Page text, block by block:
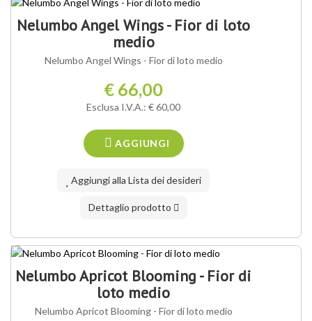
Nelumbo Angel Wings - Fior di loto
medio
Nelumbo Angel Wings - Fior di loto medio
€ 66,00
Esclusa I.V.A.: € 60,00
AGGIUNGI
Aggiungi alla Lista dei desideri
Dettaglio prodotto
Nelumbo Apricot Blooming - Fior di
loto medio
Nelumbo Apricot Blooming - Fior di loto medio